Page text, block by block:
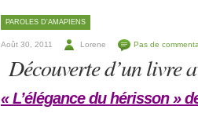
PAROLES D'AMAPIENS
Août 30, 2011 Lorene Pas de
Découverte d’un livre
« L’élégance du hérisson »